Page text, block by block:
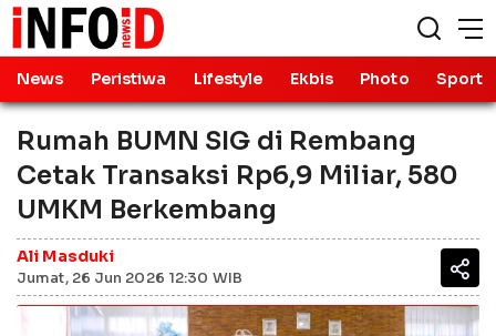
News Peristiwa Lifestyle Ekbis Photo Sport
Rumah BUMN SIG di Rembang
Cetak Transaksi Rp6,9 Miliar, 580
UMKM Berkembang
Ali Masduki
Jumat, 26 Jun 2026 12:30 WIB